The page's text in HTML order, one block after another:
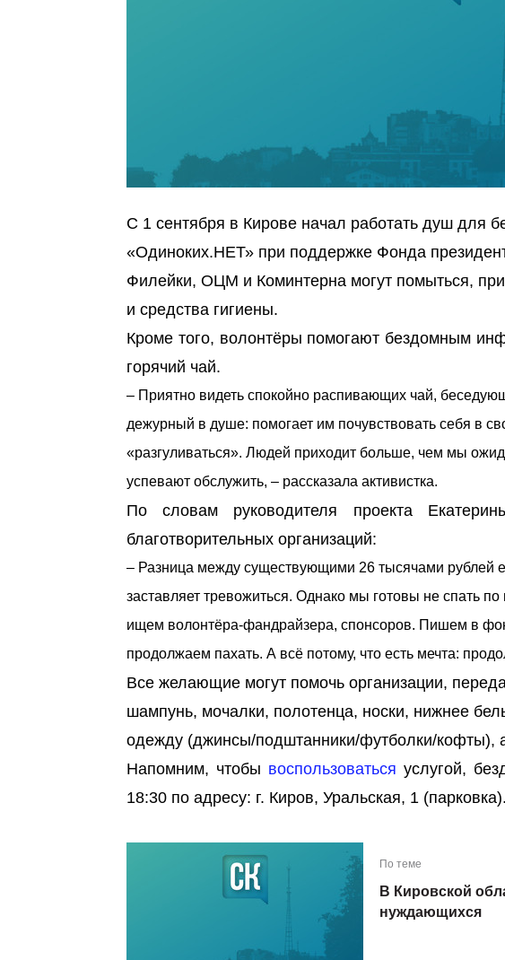
С 1 сентября в Кирове начал работать душ для
«Одиноких.НЕТ» при поддержке Фонда
Филейки, ОЦМ и Коминтерна могут помыться,
и средства гигиены.
Кроме того, волонтёры помогают бездомным
горячий чай.
– Приятно видеть спокойно распивающих чай,
дежурный в душе: помогает им почувствовать себя в
«разгуливаться». Людей приходит больше, чем мы
успевают обслужить, – рассказала активистка.
По словам руководителя проекта
благотворительных организаций:
– Разница между существующими 26 тысячами рублей
заставляет тревожиться. Однако мы готовы не спать
ищем волонтёра-фандрайзера, спонсоров. Пишем в
продолжаем пахать. А всё потому, что есть мечта:
Все желающие могут помочь организации,
шампунь, мочалки, полотенца, носки, нижнее
одежду (джинсы/подштанники/футболки/кофты),
Напомним, чтобы воспользоваться услугой,
18:30 по адресу: г. Киров, Уральская, 1 (парковка).
По теме
В Кировской
нуждающихся